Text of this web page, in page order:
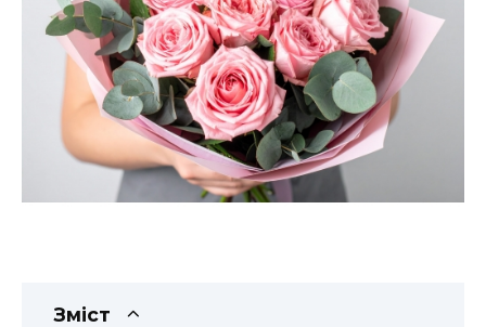
Зміст